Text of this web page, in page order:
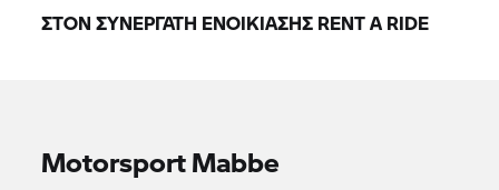
ΣΤΟΝ ΣΥΝΕΡΓΆΤΗ ΕΝΟΙΚΊΑΣΗΣ RENT A RIDE
Motorsport Mabbe